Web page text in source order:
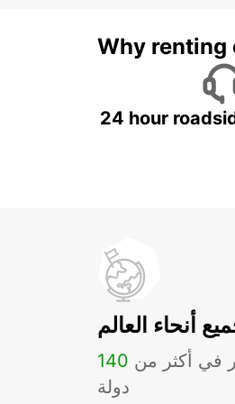
Why renting
24 hour
أنحاء العالم
في أكثر من 140
دولة